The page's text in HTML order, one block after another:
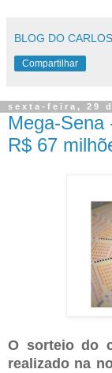
BLOG DO
Compartilhar
sexta-feira, 29
Mega-Sena
R$ 67
O sorteio do
realizado na